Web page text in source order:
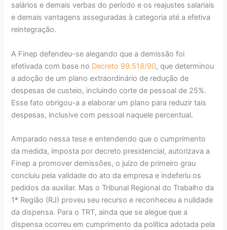
salários e demais verbas do período e os reajustes salariais
e demais vantagens asseguradas à categoria até a efetiva
reintegração.
A Finep defendeu-se alegando que a demissão foi
efetivada com base no Decreto 99.518/90, que determinou
a adoção de um plano extraordinário de redução de
despesas de custeio, incluindo corte de pessoal de 25%.
Esse fato obrigou-a a elaborar um plano para reduzir tais
despesas, inclusive com pessoal naquele percentual.
Amparado nessa tese e entendendo que o cumprimento
da medida, imposta por decreto presidencial, autorizava a
Finep a promover demissões, o juízo de primeiro grau
concluiu pela validade do ato da empresa e indeferiu os
pedidos da auxiliar. Mas o Tribunal Regional do Trabalho da
1ª Região (RJ) proveu seu recurso e reconheceu a nulidade
da dispensa. Para o TRT, ainda que se alegue que a
dispensa ocorreu em cumprimento da política adotada pela